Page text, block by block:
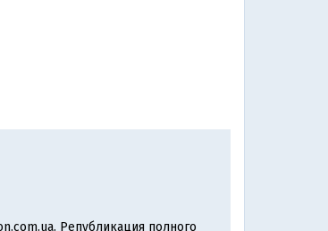
Републикация полного